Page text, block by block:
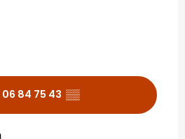
06 84 75 43 ▒▒